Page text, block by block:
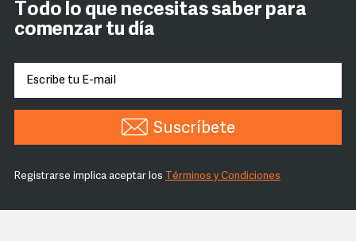
Todo lo que necesitas saber para
comenzar tu día
Suscríbete
Registrarse implica aceptar los Términos y Condiciones